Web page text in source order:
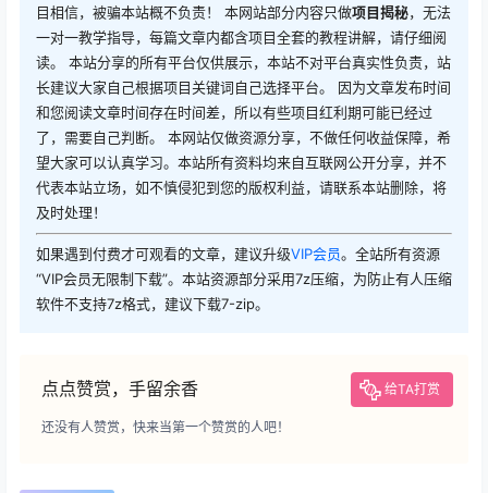
目相信，被骗本站概不负责！ 本网站部分内容只做项目揭秘，无法
一对一教学指导，每篇文章内都含项目全套的教程讲解，请仔细阅
读。 本站分享的所有平台仅供展示，本站不对平台真实性负责，站
长建议大家自己根据项目关键词自己选择平台。 因为文章发布时间
和您阅读文章时间存在时间差，所以有些项目红利期可能已经过
了，需要自己判断。 本网站仅做资源分享，不做任何收益保障，希
望大家可以认真学习。本站所有资料均来自互联网公开分享，并不
代表本站立场，如不慎侵犯到您的版权利益，请联系本站删除，将
及时处理！
如果遇到付费才可观看的文章，建议升级VIP会员。全站所有资源
“VIP会员无限制下载”。本站资源部分采用7z压缩，为防止有人压缩
软件不支持7z格式，建议下载7-zip。
点点赞赏，手留余香 给TA打赏
还没有人赞赏，快来当第一个赞赏的人吧！